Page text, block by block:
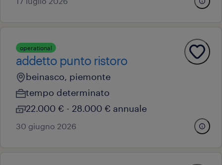
operational
addetto punto ristoro
beinasco, piemonte
tempo determinato
22.000 € - 28.000 € annuale
30 giugno 2026